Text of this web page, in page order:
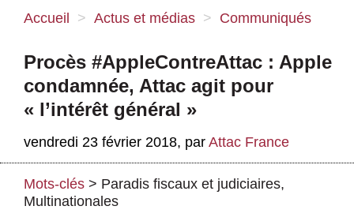
Nos idées
Se mobiliser
Publications
Actus et médias
Accueil > Actus et médias > Communiqués
Procès #AppleContreAttac : Apple
condamnée, Attac agit pour
« l’intérêt général »
vendredi 23 février 2018, par Attac France
Mots-clés > Paradis fiscaux et judiciaires,
Multinationales